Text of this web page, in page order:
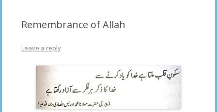
Remembrance of Allah
Leave a reply